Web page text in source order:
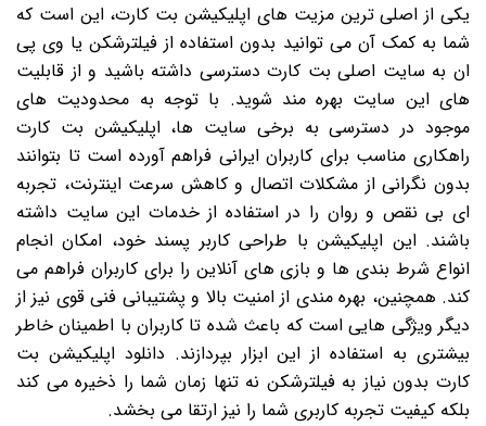
یکی از اصلی ترین مزیت های اپلیکیشن بت کارت، این است که
شما به کمک آن می توانید بدون استفاده از فیلترشکن یا وی پی
ان به سایت اصلی بت کارت دسترسی داشته باشید و از قابلیت
های این سایت بهره مند شوید. با توجه به محدودیت های
موجود در دسترسی به برخی سایت ها، اپلیکیشن بت کارت
راهکاری مناسب برای کاربران ایرانی فراهم آورده است تا بتوانند
بدون نگرانی از مشکلات اتصال و کاهش سرعت اینترنت، تجربه
ای بی نقص و روان را در استفاده از خدمات این سایت داشته
باشند. این اپلیکیشن با طراحی کاربر پسند خود، امکان انجام
انواع شرط بندی ها و بازی های آنلاین را برای کاربران فراهم می
کند. همچنین، بهره مندی از امنیت بالا و پشتیبانی فنی قوی نیز از
دیگر ویژگی هایی است که باعث شده تا کاربران با اطمینان خاطر
بیشتری به استفاده از این ابزار بپردازند. دانلود اپلیکیشن بت
کارت بدون نیاز به فیلترشکن نه تنها زمان شما را ذخیره می کند
بلکه کیفیت تجربه کاربری شما را نیز ارتقا می بخشد.